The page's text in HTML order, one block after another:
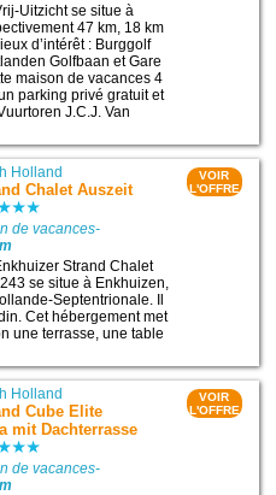
Uitzicht se situe à
47 km, 18 km
d’intérêt : Burggolf
Golfbaan et Gare
maison de vacances 4
parking privé gratuit et
J.C.J. Van
Holland
Chalet Auszeit
de vacances-
Strand Chalet
se situe à Enkhuizen,
Septentrionale. Il
Cet hébergement met
une terrasse, une table
VOIR
L'OFFRE
Holland
Cube Elite
mit Dachterrasse
de vacances-
VOIR
L'OFFRE